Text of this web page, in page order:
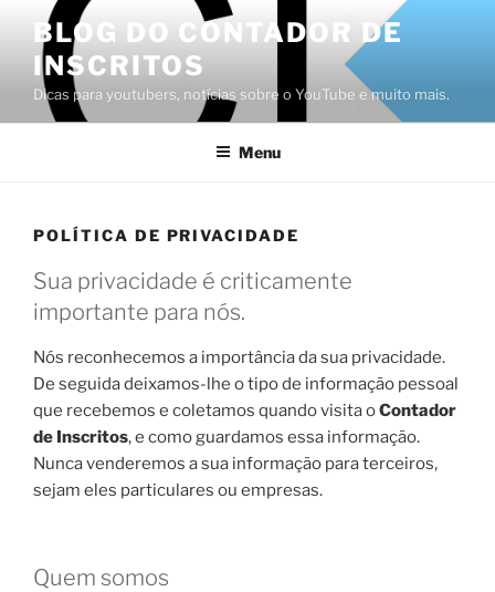
conteúdo
BLOG DO CONTADOR DE
INSCRITOS
Dicas para youtubers, notícias sobre o YouTube e muito mais.
Menu
POLÍTICA DE PRIVACIDADE
Sua privacidade é criticamente
importante para nós.
Nós reconhecemos a importância da sua privacidade.
De seguida deixamos-lhe o tipo de informação pessoal
que recebemos e coletamos quando visita oContador
de Inscritos, e como guardamos essa informação.
Nunca venderemos a sua informação para terceiros,
sejam eles particulares ou empresas.
Quem somos